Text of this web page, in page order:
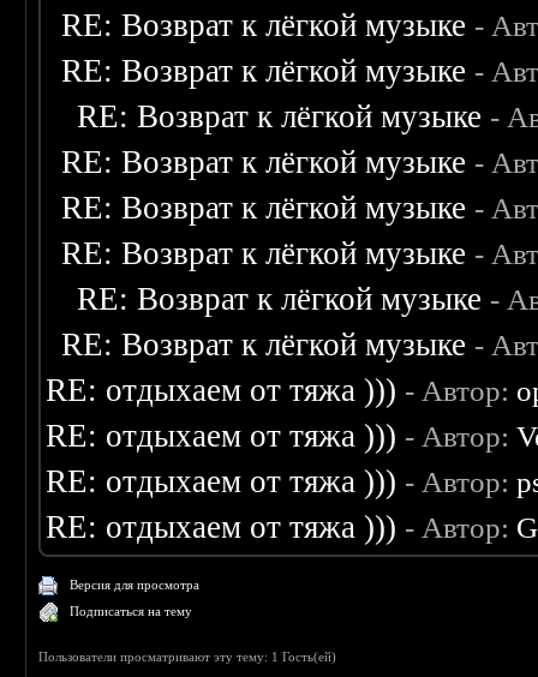
RE: Возврат к лёгкой музыке -
RE: Возврат к лёгкой музыке -
RE: Возврат к лёгкой музыке -
RE: Возврат к лёгкой музыке -
RE: Возврат к лёгкой музыке -
RE: Возврат к лёгкой музыке -
RE: Возврат к лёгкой музыке -
RE: Возврат к лёгкой музыке -
RE: отдыхаем от тяжа ))) - Автор:
RE: отдыхаем от тяжа ))) - Автор:
RE: отдыхаем от тяжа ))) - Автор:
RE: отдыхаем от тяжа ))) - Автор:
Версия для просмотра
Подписаться на тему
Пользователи просматривают эту тему: 1 Гость(ей)